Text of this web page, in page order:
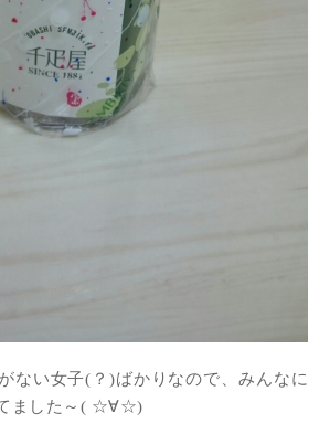
ない女子(？)ばかりなので、みんなに
ました～( ☆∀☆)